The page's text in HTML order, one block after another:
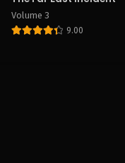
Volume 3
9.00